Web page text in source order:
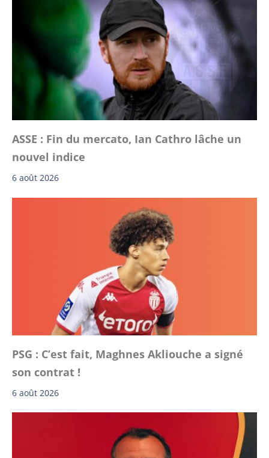
ASSE : Fin du mercato, Ian Cathro lâche un
nouvel indice
6 août 2026
PSG : C’est fait, Maghnes Akliouche a signé
son contrat !
6 août 2026